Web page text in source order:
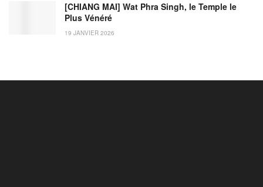
[CHIANG MAI] Wat Phra Singh, le Temple le
Plus Vénéré
19 JANVIER 2026